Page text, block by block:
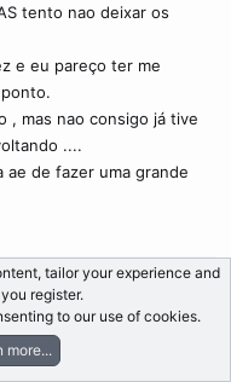
tento nao deixar os
e eu pareço ter me
, mas nao consigo já tive
....
ae de fazer uma grande
tailor your experience and
register.
to our use of cookies.
more...